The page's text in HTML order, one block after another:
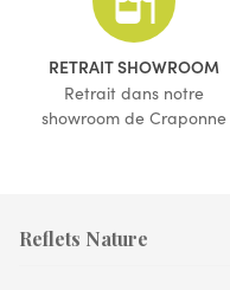
RETRAIT SHOWROOM
Retrait dans notre
showroom de Craponne
Reflets Nature